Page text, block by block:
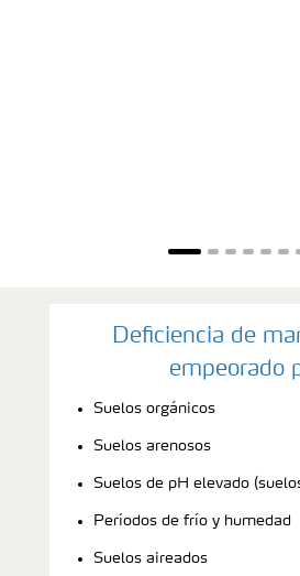
Deficiencia de
empeorado
Suelos orgánicos
Suelos arenosos
Suelos de pH elevado
Períodos de frío y humedad
Suelos aireados